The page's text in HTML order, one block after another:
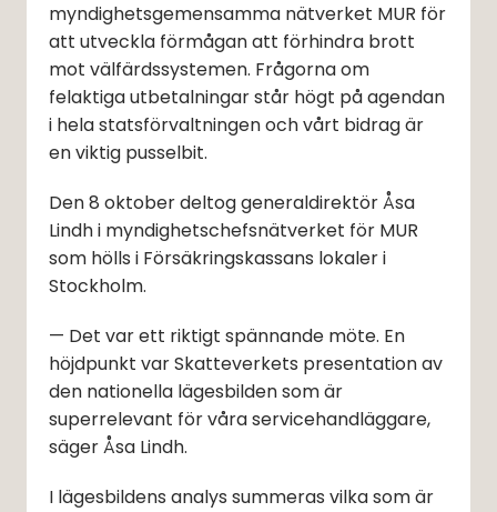
myndighetsgemensamma nätverket MUR för
att utveckla förmågan att förhindra brott
mot välfärdssystemen. Frågorna om
felaktiga utbetalningar står högt på agendan
i hela statsförvaltningen och vårt bidrag är
en viktig pusselbit.
Den 8 oktober deltog generaldirektör Åsa
Lindh i myndighetschefsnätverket för MUR
som hölls i Försäkringskassans lokaler i
Stockholm.
— Det var ett riktigt spännande möte. En
höjdpunkt var Skatteverkets presentation av
den nationella lägesbilden som är
superrelevant för våra servicehandläggare,
säger Åsa Lindh.
I lägesbildens analys summeras vilka som är